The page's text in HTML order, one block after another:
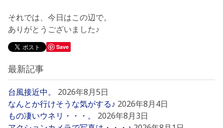
それでは、今日はこの辺で。
ありがとうございました♪
Save
最新記事
台風接近中。
2026年8月5日
なんとか行けそうな気がする♪ 2026年8月4日
もの凄いウネリ・・・。
2026年8月3日